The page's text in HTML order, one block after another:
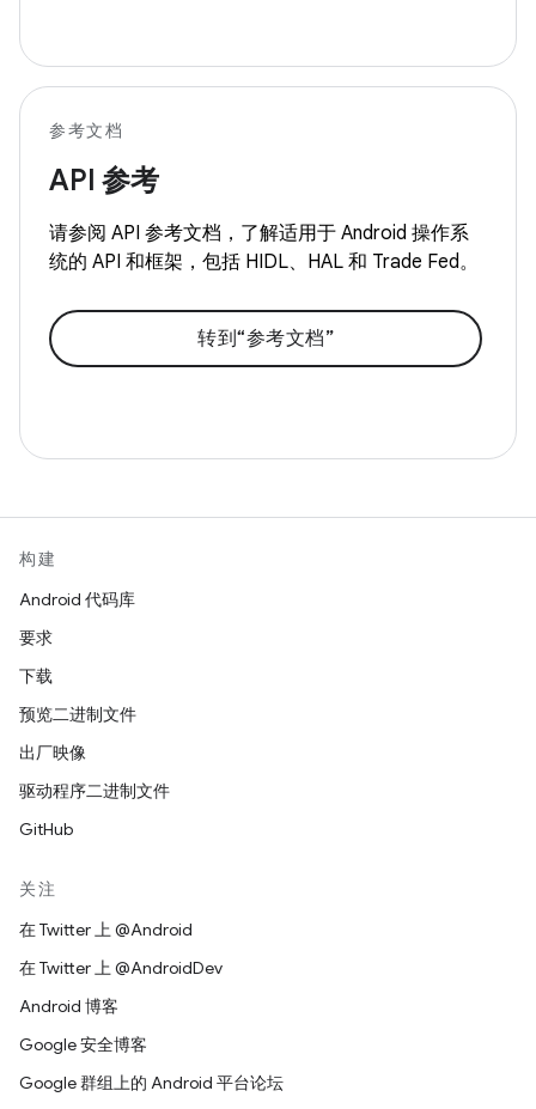
参考文档
API 参考
请参阅 API 参考文档，了解适用于 Android 操作系
统的 API 和框架，包括 HIDL、HAL 和 Trade Fed。
转到“参考文档”
构建
Android 代码库
要求
下载
预览二进制文件
出厂映像
驱动程序二进制文件
GitHub
关注
在 Twitter 上 @Android
在 Twitter 上 @AndroidDev
Android 博客
Google 安全博客
Google 群组上的 Android 平台论坛